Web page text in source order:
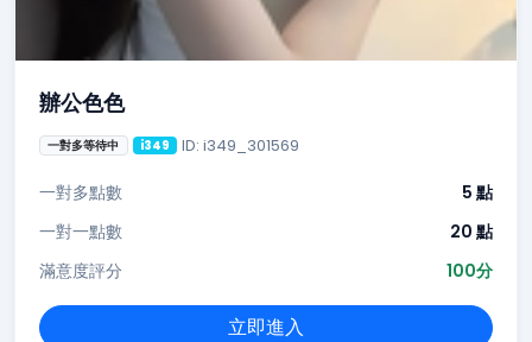
辦公色色
一對多等待中 i349 ID: i349_301569
一對多點數
5 點
一對一點數
20 點
滿意度評分
100分
立即進入